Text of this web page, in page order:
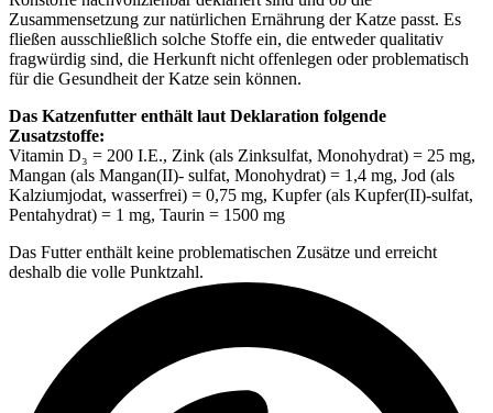
Zusammensetzung zur natürlichen Ernährung der Katze passt. Es
fließen ausschließlich solche Stoffe ein, die entweder qualitativ
fragwürdig sind, die Herkunft nicht offenlegen oder problematisch
für die Gesundheit der Katze sein können.
Das Katzenfutter enthält laut Deklaration folgende
Zusatzstoffe:
Vitamin D₃ = 200 I.E., Zink (als Zinksulfat, Monohydrat) = 25 mg,
Mangan (als Mangan(II)- sulfat, Monohydrat) = 1,4 mg, Jod (als
Kalziumjodat, wasserfrei) = 0,75 mg, Kupfer (als Kupfer(II)-sulfat,
Pentahydrat) = 1 mg, Taurin = 1500 mg
Das Futter enthält keine problematischen Zusätze und erreicht
deshalb die volle Punktzahl.